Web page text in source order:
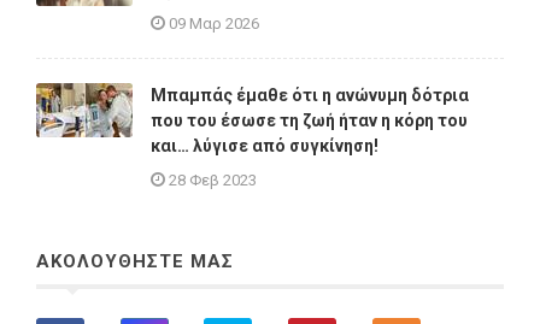
09 Μαρ 2026
Μπαμπάς έμαθε ότι η ανώνυμη δότρια
που του έσωσε τη ζωή ήταν η κόρη του
και… λύγισε από συγκίνηση!
28 Φεβ 2023
ΑΚΟΛΟΥΘΗΣΤΕ ΜΑΣ